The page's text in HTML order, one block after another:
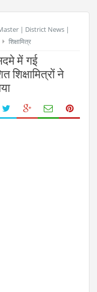
Master | District News |
शिक्षामित्र
में गई
शिक्षामित्रों ने